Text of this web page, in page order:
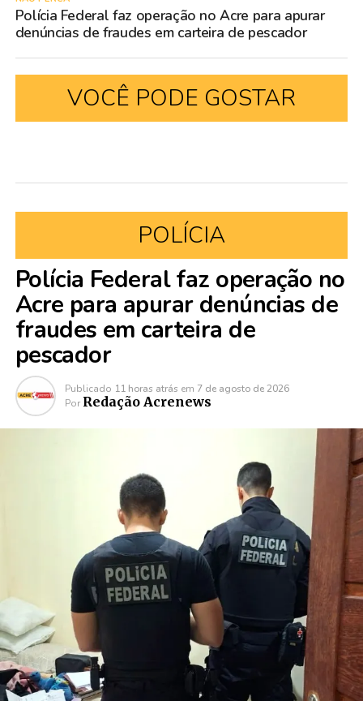
Polícia Federal faz operação no Acre para apurar
denúncias de fraudes em carteira de pescador
VOCÊ PODE GOSTAR
POLÍCIA
Polícia Federal faz operação no
Acre para apurar denúncias de
fraudes em carteira de
pescador
Publicado 11 horas atrás em 7 de agosto de 2026
Por Redação Acrenews